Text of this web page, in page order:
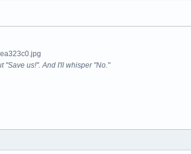
"Save us!". And I'll whisper "No."